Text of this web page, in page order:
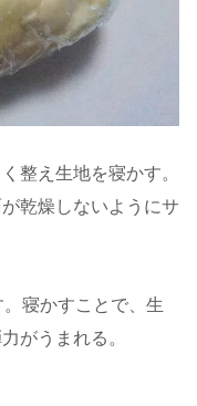
整え生地を寝かす。
乾燥しないようにサ
寝かすことで、生
がうまれる。